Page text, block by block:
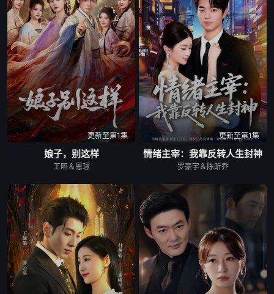
更新至第1集
娘子，别这样
王昭＆恩璟
更新至第1集
情绪主宰：我靠反转人生封神
罗豪宇＆陈昕乔